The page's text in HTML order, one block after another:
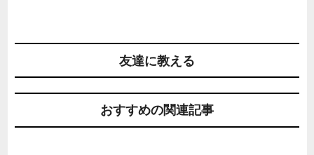
友達に教える
おすすめの関連記事